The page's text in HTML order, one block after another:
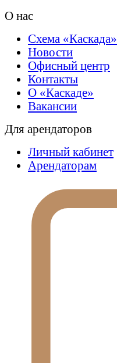
О нас
Схема «Каскада»
Новости
Офисный центр
Контакты
О «Каскаде»
Вакансии
Для арендаторов
Личный кабинет
Арендаторам